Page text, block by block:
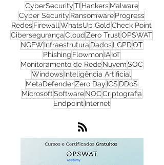
CyberSecurityTIHackersMalware
Cyber SecurityRansomwareProgress
RedesFirewallWhatsUp GoldCheck Point
CibersegurançaCloudZero TrustOPSWAT
NGFWInfraestruturaDadosLGPDOT
PhishingFlowmonIAIoT
Monitoramento de RedeNuvemSOC
WindowsInteligência Artificial
MetaDefenderZero DayICS
EndpointInternet